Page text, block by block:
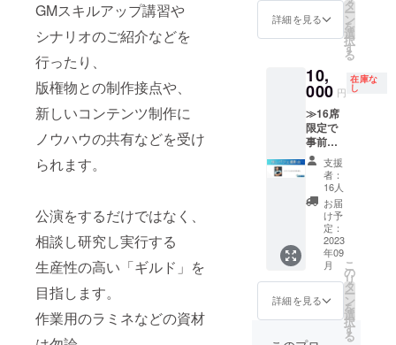
GMスキルアップ講習や
シナリオのご紹介などを
行ったり、
版権物との制作接点や、
新しいコンテンツ制作に
ノウハウの共有などを受け
られます。
公演をするだけではなく、
相談し研究し実行する
生産性の高い「ギルド」を
目指します。
作業用のラミネなどの資材
度。 日
時調整
りいた
しま
2024年
12月末
まで有
効。
22時
にマー
ダーミ
ステ
お届け
しま
す。 一
緒に写
真撮
影、軽
食付
き！
えっ
ちゃん
セレク
トの衣
装を着
てエン
ジョ
イ！ 開
催日
9月24日
詳細を見る
タ
ー
ン
を
選
択
す
る
10,
000 円
在庫な
し
≫16席
限定で
事前に
ヒアリ
ングを
した
オー
ダーメ
イドパ
フェ＋
選べる
ドリン
ク1杯
をロイ
トシロ
がプロ
デュー
支援
者：
16人
お届
け予
定：
2023
年09
月
詳細を見る
こ
の
リ
タ
ー
ン
を
選
択
す
る